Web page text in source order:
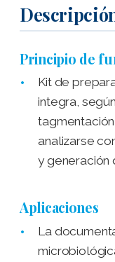
Principio de
Kit de
integra,
analizarse
y generación
Aplicaciones
La